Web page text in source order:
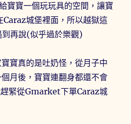
寶寶一個玩玩具的空間，讓寶
Caraz城堡裡面，所以越獄這
再說(似乎過於樂觀)
寶真的是吐奶怪，從月子中
月後，寶寶連翻身都還不會
緊從Gmarket下單Caraz城